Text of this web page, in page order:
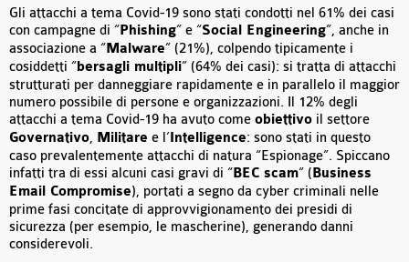
Gli attacchi a tema Covid-19 sono stati condotti nel 61% dei casi
con campagne di “Phishing” e “Social Engineering”, anche in
associazione a “Malware” (21%), colpendo tipicamente i
cosiddetti “bersagli multipli” (64% dei casi): si tratta di attacchi
strutturati per danneggiare rapidamente e in parallelo il maggior
numero possibile di persone e organizzazioni. Il 12% degli
attacchi a tema Covid-19 ha avuto come obiettivo il settore
Governativo, Militare e l’Intelligence: sono stati in questo
caso prevalentemente attacchi di natura “Espionage”. Spiccano
infatti tra di essi alcuni casi gravi di “BEC scam” (Business
Email Compromise), portati a segno da cyber criminali nelle
prime fasi concitate di approvvigionamento dei presidi di
sicurezza (per esempio, le mascherine), generando danni
considerevoli.